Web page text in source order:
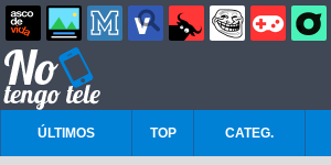
ÚLTIMOS TOP CATEG.